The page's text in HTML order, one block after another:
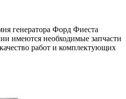
генератора Форд Фиеста
имеются необходимые запчасти
работ и комплектующих